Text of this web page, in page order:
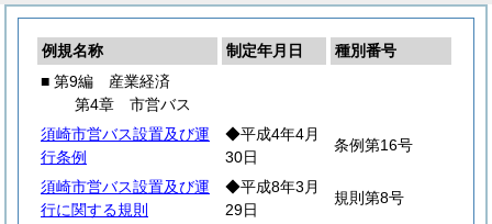
例規名称 制定年月日
種別番号
■ 第9編 産業経済
第4章 市営バス
須崎市営バス設置及び運
行条例
◆平成4年4月
30日
条例第16号
須崎市営バス設置及び運
行に関する規則
◆平成8年3月
29日
規則第8号